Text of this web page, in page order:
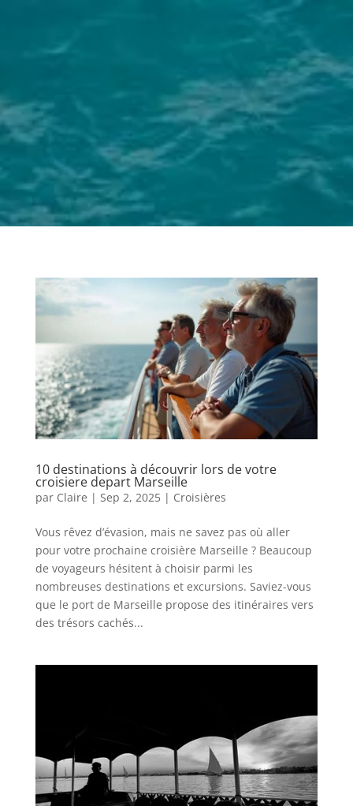
10 destinations à découvrir lors de votre
croisiere depart Marseille
par Claire | Sep 2, 2025| Croisières
Vous rêvez d’évasion, mais ne savez pas où aller
pour votre prochaine croisière Marseille ? Beaucoup
de voyageurs hésitent à choisir parmi les
nombreuses destinations et excursions. Saviez-vous
que le port de Marseille propose des itinéraires vers
des trésors cachés...